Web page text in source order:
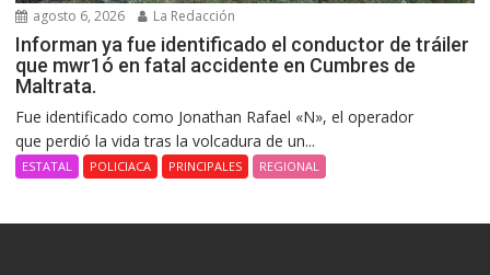
agosto 6, 2026 La Redacción
Informan ya fue identificado el conductor de tráiler
que mwr1ó en fatal accidente en Cumbres de
Maltrata.
Fue identificado como Jonathan Rafael «N», el operador
que perdió la vida tras la volcadura de un...
ESTATAL POLICIACA PRINCIPALES REGIONAL